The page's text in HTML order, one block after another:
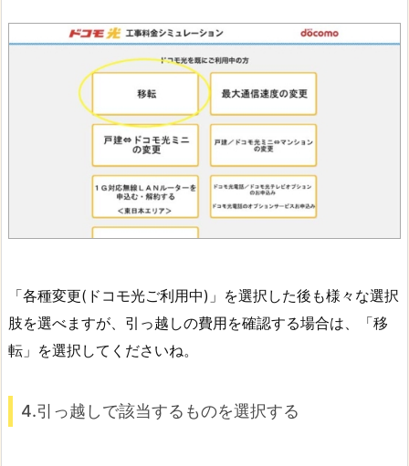
「各種変更(ドコモ光ご利用中)」を選択した後も様々な選択
肢を選べますが、引っ越しの費用を確認する場合は、「移
転」を選択してくださいね。
4.引っ越しで該当するものを選択する